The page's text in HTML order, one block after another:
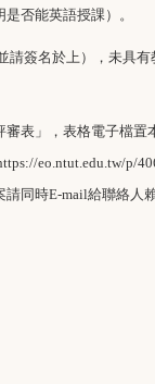
否能英語授課）。
請簽名於上），未具
審表」，表格電子檔
eo.ntut.edu.tw/p/
請同時E-mail給聯絡人